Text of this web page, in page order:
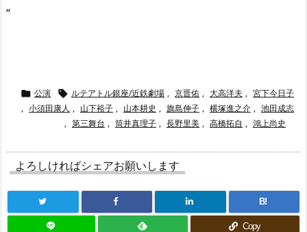
“
 公演  ルテアトル銀座/近鉄劇場 , 京晋佑 , 大高洋夫 , 宮下今日子
, 小須田康人 , 山下裕子 , 山本耕史 , 旗島伸子 , 横塚進之介 , 池田成志
, 第三舞台 , 筒井真理子 , 長野里美 , 高橋拓自 , 鴻上尚史
よろしければシェアお願いします
B!
Copy